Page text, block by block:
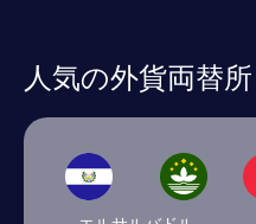
人気の外貨両替所